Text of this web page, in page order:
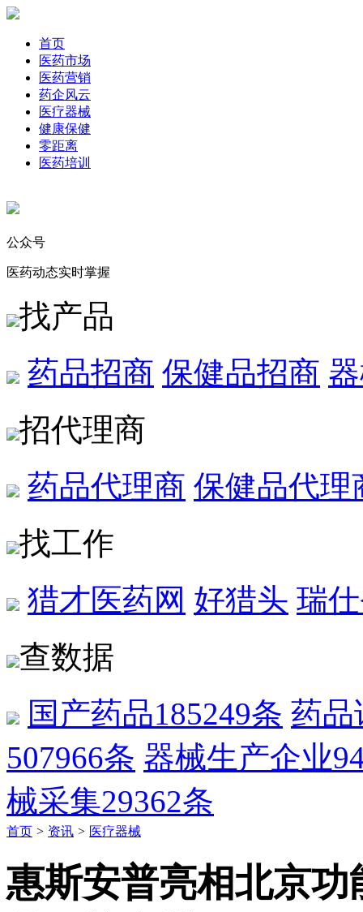
首页
医药市场
医药营销
药企风云
医疗器械
健康保健
零距离
医药培训
公众号
医药动态实时掌握
找产品
药品招商 保健品招商
招代理商
药品代理商 保健品代理
找工作
猎才医药网 好猎头 瑞
查数据
国产药品185249条 药品
507966条 器械生产企业
械采集29362条
首页 > 资讯 > 医疗器械
惠斯安普亮相北京